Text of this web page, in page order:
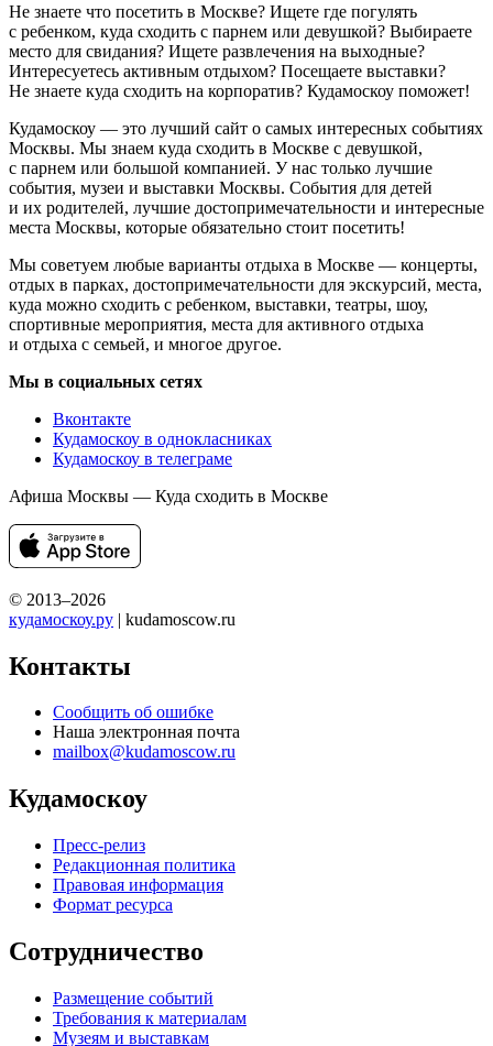
Не знаете что посетить в Москве? Ищете где погулять
с ребенком, куда сходить с парнем или девушкой? Выбираете
место для свидания? Ищете развлечения на выходные?
Интересуетесь активным отдыхом? Посещаете выставки?
Не знаете куда сходить на корпоратив? Кудамоскоу поможет!
Кудамоскоу — это лучший сайт о самых интересных событиях
Москвы. Мы знаем куда сходить в Москве с девушкой,
с парнем или большой компанией. У нас только лучшие
события, музеи и выставки Москвы. События для детей
и их родителей, лучшие достопримечательности и интересные
места Москвы, которые обязательно стоит посетить!
Мы советуем любые варианты отдыха в Москве — концерты,
отдых в парках, достопримечательности для экскурсий, места,
куда можно сходить с ребенком, выставки, театры, шоу,
спортивные мероприятия, места для активного отдыха
и отдыха с семьей, и многое другое.
Мы в социальных сетях
Вконтакте
Кудамоскоу в однокласниках
Кудамоскоу в телеграме
Афиша Москвы — Куда сходить в Москве
© 2013–2026
кудамоскоу.ру | kudamoscow.ru
Контакты
Сообщить об ошибке
Наша электронная почта
mailbox@kudamoscow.ru
Кудамоскоу
Пресс-релиз
Редакционная политика
Правовая информация
Формат ресурса
Сотрудничество
Размещение событий
Требования к материалам
Музеям и выставкам